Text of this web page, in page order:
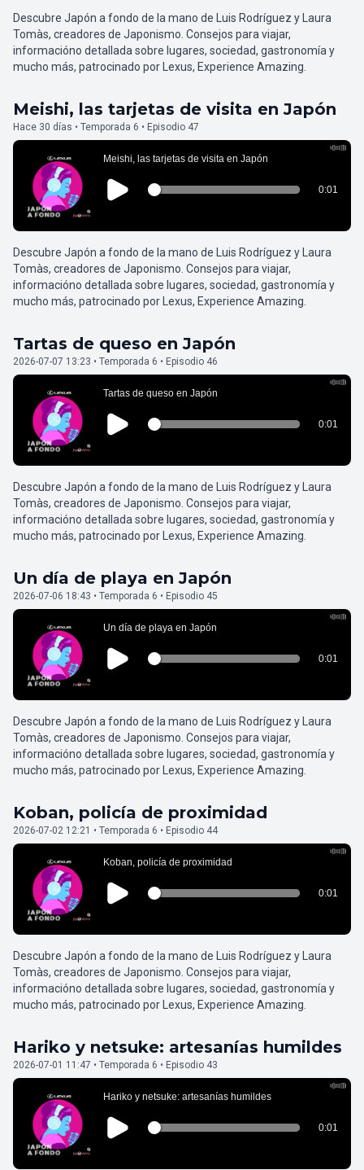
Descubre Japón a fondo de la mano de Luis Rodríguez y Laura
Tomàs, creadores de Japonismo. Consejos para viajar,
informacióno detallada sobre lugares, sociedad, gastronomía y
mucho más, patrocinado por Lexus, Experience Amazing.
Meishi, las tarjetas de visita en Japón
Hace 30 días • Temporada 6 • Episodio 47
Descubre Japón a fondo de la mano de Luis Rodríguez y Laura
Tomàs, creadores de Japonismo. Consejos para viajar,
informacióno detallada sobre lugares, sociedad, gastronomía y
mucho más, patrocinado por Lexus, Experience Amazing.
Tartas de queso en Japón
2026-07-07 13:23 • Temporada 6 • Episodio 46
Descubre Japón a fondo de la mano de Luis Rodríguez y Laura
Tomàs, creadores de Japonismo. Consejos para viajar,
informacióno detallada sobre lugares, sociedad, gastronomía y
mucho más, patrocinado por Lexus, Experience Amazing.
Un día de playa en Japón
2026-07-06 18:43 • Temporada 6 • Episodio 45
Descubre Japón a fondo de la mano de Luis Rodríguez y Laura
Tomàs, creadores de Japonismo. Consejos para viajar,
informacióno detallada sobre lugares, sociedad, gastronomía y
mucho más, patrocinado por Lexus, Experience Amazing.
Koban, policía de proximidad
2026-07-02 12:21 • Temporada 6 • Episodio 44
Descubre Japón a fondo de la mano de Luis Rodríguez y Laura
Tomàs, creadores de Japonismo. Consejos para viajar,
informacióno detallada sobre lugares, sociedad, gastronomía y
mucho más, patrocinado por Lexus, Experience Amazing.
Hariko y netsuke: artesanías humildes
2026-07-01 11:47 • Temporada 6 • Episodio 43